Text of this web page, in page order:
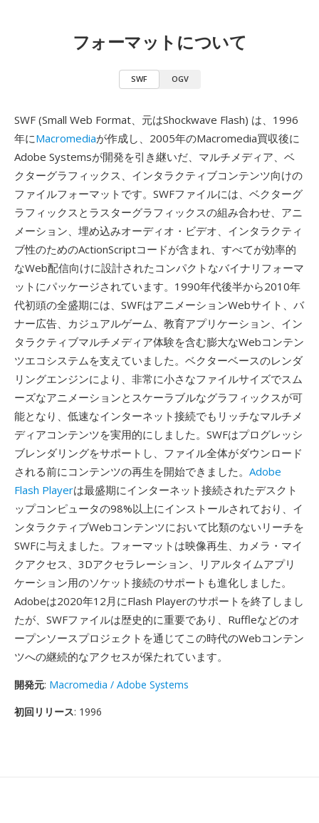
フォーマットについて
SWF OGV
SWF (Small Web Format、元はShockwave Flash) は、1996
年にMacromediaが作成し、2005年のMacromedia買収後に
Adobe Systemsが開発を引き継いだ、マルチメディア、ベ
クターグラフィックス、インタラクティブコンテンツ向けの
ファイルフォーマットです。SWFファイルには、ベクターグ
ラフィックスとラスターグラフィックスの組み合わせ、アニ
メーション、埋め込みオーディオ・ビデオ、インタラクティ
ブ性のためのActionScriptコードが含まれ、すべてが効率的
なWeb配信向けに設計されたコンパクトなバイナリフォーマ
ットにパッケージされています。1990年代後半から2010年
代初頭の全盛期には、SWFはアニメーションWebサイト、バ
ナー広告、カジュアルゲーム、教育アプリケーション、イン
タラクティブマルチメディア体験を含む膨大なWebコンテン
ツエコシステムを支えていました。ベクターベースのレンダ
リングエンジンにより、非常に小さなファイルサイズでスム
ーズなアニメーションとスケーラブルなグラフィックスが可
能となり、低速なインターネット接続でもリッチなマルチメ
ディアコンテンツを実用的にしました。SWFはプログレッシ
ブレンダリングをサポートし、ファイル全体がダウンロード
される前にコンテンツの再生を開始できました。 Adobe
Flash Playerは最盛期にインターネット接続されたデスクト
ップコンピュータの98%以上にインストールされており、イ
ンタラクティブWebコンテンツにおいて比類のないリーチを
SWFに与えました。フォーマットは映像再生、カメラ・マイ
クアクセス、3Dアクセラレーション、リアルタイムアプリ
ケーション用のソケット接続のサポートも進化しました。
Adobeは2020年12月にFlash Playerのサポートを終了しまし
たが、SWFファイルは歴史的に重要であり、Ruffleなどのオ
ープンソースプロジェクトを通じてこの時代のWebコンテン
ツへの継続的なアクセスが保たれています。
開発元: Macromedia / Adobe Systems
初回リリース: 1996